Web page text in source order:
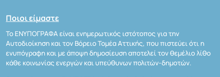
Ποιοι είμαστε
Το ΕΝΥΠΟΓΡΑΦΑ είναι ενημερωτικός ιστότοπος για την
Αυτοδιοίκηση και τον Βόρειο Τομέα Αττικής, που πιστεύει ότι η
ενυπόγραφη και με άποψη δημοσίευση αποτελεί τον θεμέλιο λίθο
κάθε κοινωνίας ενεργών και υπεύθυνων πολιτών-δημοτών.